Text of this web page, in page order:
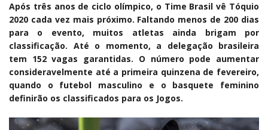
Após três anos de ciclo olímpico, o Time Brasil vê Tóquio
2020 cada vez mais próximo. Faltando menos de 200 dias
para o evento, muitos atletas ainda brigam por
classificação. Até o momento, a delegação brasileira
tem 152 vagas garantidas. O número pode aumentar
consideravelmente até a primeira quinzena de fevereiro,
quando o futebol masculino e o basquete feminino
definirão os classificados para os Jogos.